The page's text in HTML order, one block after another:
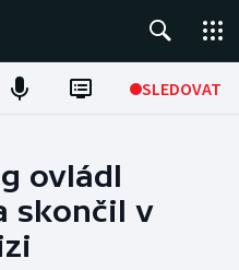
SLEDOVAT
ovládl
skončil v